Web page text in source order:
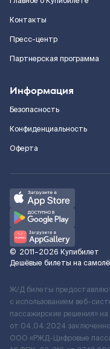
Контакты
Пресс-центр
Партнерская программа
Информация
Безопасность
Конфиденциальность
Оферта
© 2011–2026 Купибилет
Дешёвые билеты на
Ж/Д билеты
с использованием веб-
пассажирские решения»
от 04.04.2024
ООО «РЖД-Цифровые